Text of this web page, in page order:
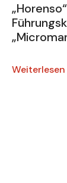
Weiterlesen